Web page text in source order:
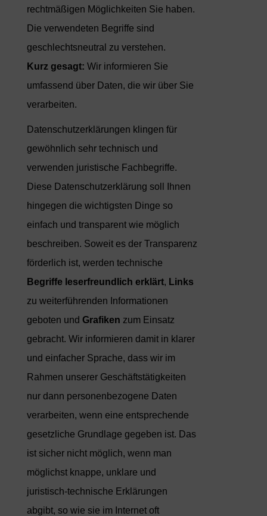
rechtmäßigen Möglichkeiten Sie haben.
Die verwendeten Begriffe sind
geschlechtsneutral zu verstehen.
Kurz gesagt: Wir informieren Sie
umfassend über Daten, die wir über Sie
verarbeiten.
Datenschutzerklärungen klingen für
gewöhnlich sehr technisch und
verwenden juristische Fachbegriffe.
Diese Datenschutzerklärung soll Ihnen
hingegen die wichtigsten Dinge so
einfach und transparent wie möglich
beschreiben. Soweit es der Transparenz
förderlich ist, werden technische
Begriffe leserfreundlich erklärt, Links
zu weiterführenden Informationen
geboten und Grafiken zum Einsatz
gebracht. Wir informieren damit in klarer
und einfacher Sprache, dass wir im
Rahmen unserer Geschäftstätigkeiten
nur dann personenbezogene Daten
verarbeiten, wenn eine entsprechende
gesetzliche Grundlage gegeben ist. Das
ist sicher nicht möglich, wenn man
möglichst knappe, unklare und
juristisch-technische Erklärungen
abgibt, so wie sie im Internet oft